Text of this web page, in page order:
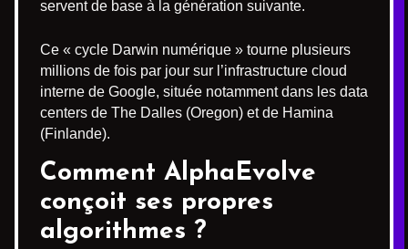
servent de base à la génération suivante.
Ce « cycle Darwin numérique » tourne plusieurs
millions de fois par jour sur l’infrastructure cloud
interne de Google, située notamment dans les data
centers de The Dalles (Oregon) et de Hamina
(Finlande).
Comment AlphaEvolve
conçoit ses propres
algorithmes ?